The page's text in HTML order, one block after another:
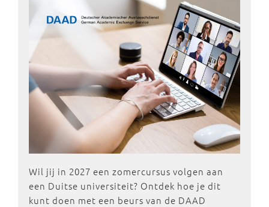
Wil jij in 2027 een zomercursus volgen aan
een Duitse universiteit? Ontdek hoe je dit
kunt doen met een beurs van de DAAD